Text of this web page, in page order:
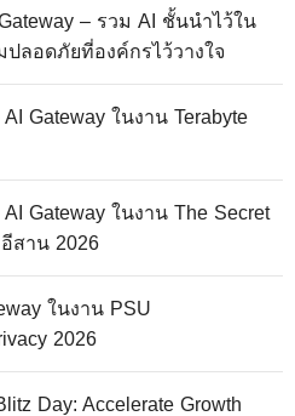
– รวม AI ชั้นนำไว้ใน
ลอดภัยที่องค์กรไว้วางใจ
Gateway ในงาน Terabyte
Gateway ในงาน The Secret
สาน 2026
ในงาน PSU
2026
Day: Accelerate Growth